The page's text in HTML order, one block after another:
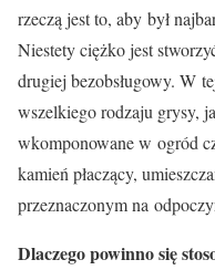
rzeczą jest to, aby był
Niestety ciężko jest
drugiej bezobsługowy. W
wszelkiego rodzaju grysy,
wkomponowane w ogród
kamień płaczący,
przeznaczonym na
Dlaczego powinno się